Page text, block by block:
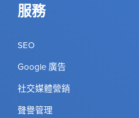
服務
SEO
Google 廣告
社交媒體營銷
聲譽管理